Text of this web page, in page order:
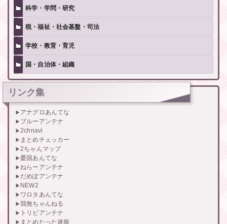
科学・学問・研究
税・福祉・社会基盤・司法
学校・教育・育児
国・自治体・組織
リンク集
アナグロあんてな
ブルーアンテナ
2chnavi
まとめチェッカー
2ちゃんマップ
憂国あんてな
ねらーアンテナ
だめぽアンテナ
NEW2
ワロタあんてな
我無ちゃんねる
トリビアンテナ
まとめたった速報